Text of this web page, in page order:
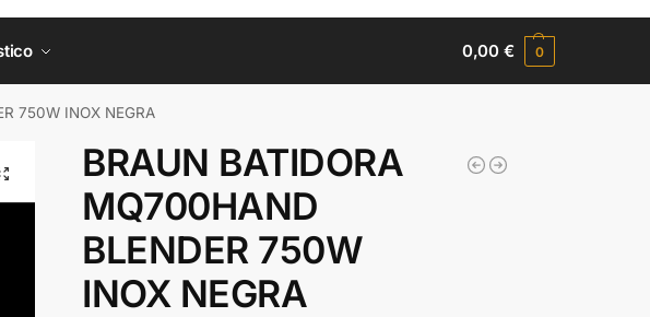
0,00€ 0
750W INOX NEGRA
BRAUN BATIDORA
MQ700HAND
BLENDER 750W
INOX NEGRA